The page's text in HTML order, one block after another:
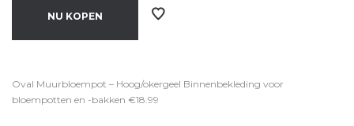
NU KOPEN
Oval Muurbloempot – Hoog/okergeel Binnenbekleding voor
bloempotten en -bakken €18.99